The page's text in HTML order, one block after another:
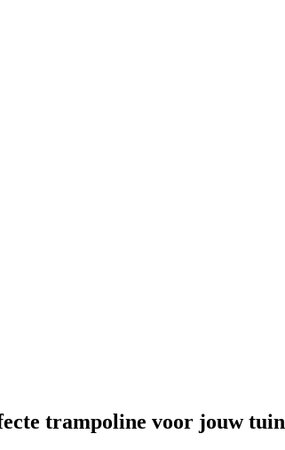
trampoline voor jouw tuin